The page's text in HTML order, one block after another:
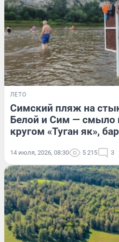
ЛЕТО
Симский пляж на
Белой и Сим — смыло
кругом «Туган як»,
14 июля, 2026, 08:30 5 215 3